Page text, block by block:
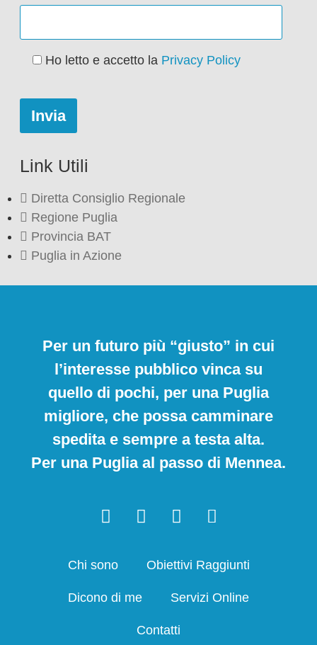
Ho letto e accetto la Privacy Policy
Link Utili
Diretta Consiglio Regionale
Regione Puglia
Provincia BAT
Puglia in Azione
Per un futuro più “giusto” in cui
l’interesse pubblico vinca su
quello di pochi, per una Puglia
migliore, che possa camminare
spedita e sempre a testa alta.
Per una Puglia al passo di Mennea.
Chi sono Obiettivi Raggiunti
Dicono di me Servizi Online
Contatti